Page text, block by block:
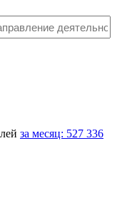
за месяц: 527 336